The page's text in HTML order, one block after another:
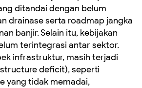
ditandai dengan belum
drainase serta roadmap jangka
banjir. Selain itu, kebijakan
terintegrasi antar sektor.
infrastruktur, masih terjadi
deficit), seperti
yang tidak memadai,